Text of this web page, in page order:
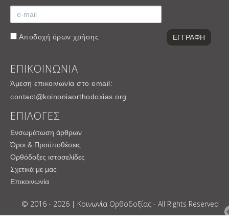
Αποδοχή όρων χρήσης
ΕΠΙΚΟΙΝΩΝΙΑ
Άμεση επικοινωνία στο email:
contact@koinoniaorthodoxias.org
ΕΠΙΛΟΓΕΣ
Ενσωμάτωση άρθρων
Όροι & Προϋποθέσεις
Ορθόδοξες ιστοσελίδες
Σχετικά με μας
Επικοινωνία
© 2016 - 2026 | Κοινωνία Ορθοδοξίας - All Rights Reserved